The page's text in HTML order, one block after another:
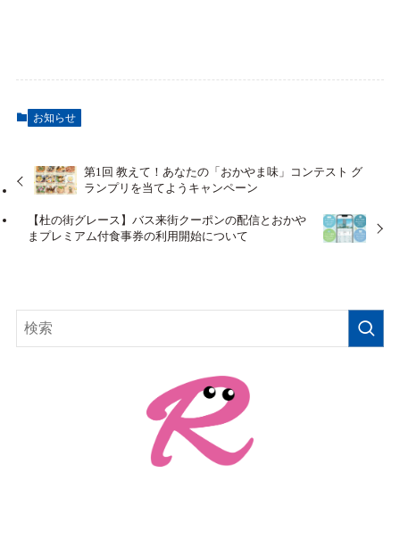
お知らせ
第1回 教えて！あなたの「おかやま味」コンテスト グ
ランプリを当てようキャンペーン
【杜の街グレース】バス来街クーポンの配信とおかや
まプレミアム付食事券の利用開始について